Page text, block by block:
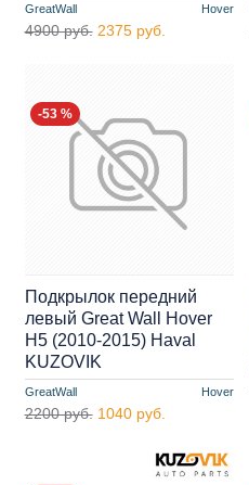
GreatWall Hover
4900 руб. 2375 руб.
-53 %
GreatWall Hover
Подкрылок передний
левый Great Wall Hover
H5 (2010-2015) Haval
KUZOVIK
2200 руб. 1040 руб.